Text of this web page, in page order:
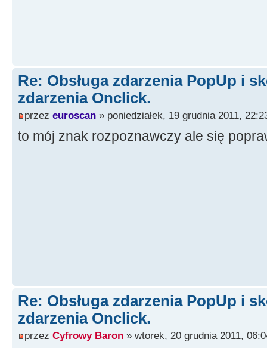
Re: Obsługa zdarzenia PopUp i
zdarzenia Onclick.
przez euroscan » poniedziałek, 19 grudnia 2011,
to mój znak rozpoznawczy ale się
Re: Obsługa zdarzenia PopUp i
zdarzenia Onclick.
przez Cyfrowy Baron » wtorek, 20 grudnia 2011,